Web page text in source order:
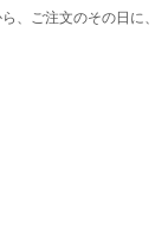
、ご注文のその日に、